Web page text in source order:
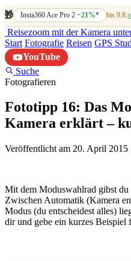
🎁 Insta360 Ace Pro 2−21%* bis 9.8.
Reisezoom mit der Kamera
Start Fotografie Reisen GPS
YouTube
Suche
Fotografieren
Fototipp 16: Das
Kamera erklärt –
Veröffentlicht am 20. April 2015
Mit dem Moduswahlrad gibst du
Zwischen Automatik (Kamera
Modus (du entscheidest alles)
dir und gebe ein kurzes Beispiel